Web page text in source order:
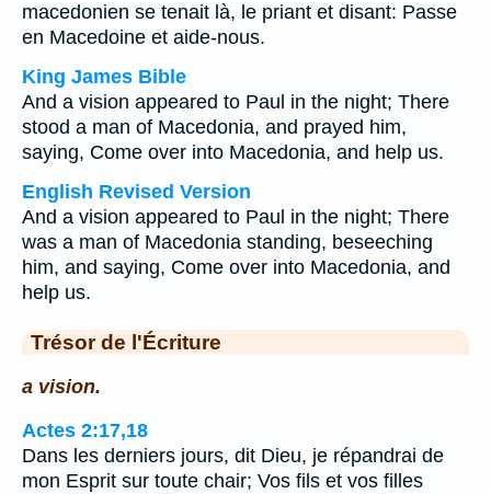
macedonien se tenait là, le priant et disant: Passe
en Macedoine et aide-nous.
King James Bible
And a vision appeared to Paul in the night; There
stood a man of Macedonia, and prayed him,
saying, Come over into Macedonia, and help us.
English Revised Version
And a vision appeared to Paul in the night; There
was a man of Macedonia standing, beseeching
him, and saying, Come over into Macedonia, and
help us.
Trésor de l'Écriture
a vision.
Actes 2:17,18
Dans les derniers jours, dit Dieu, je répandrai de
mon Esprit sur toute chair; Vos fils et vos filles